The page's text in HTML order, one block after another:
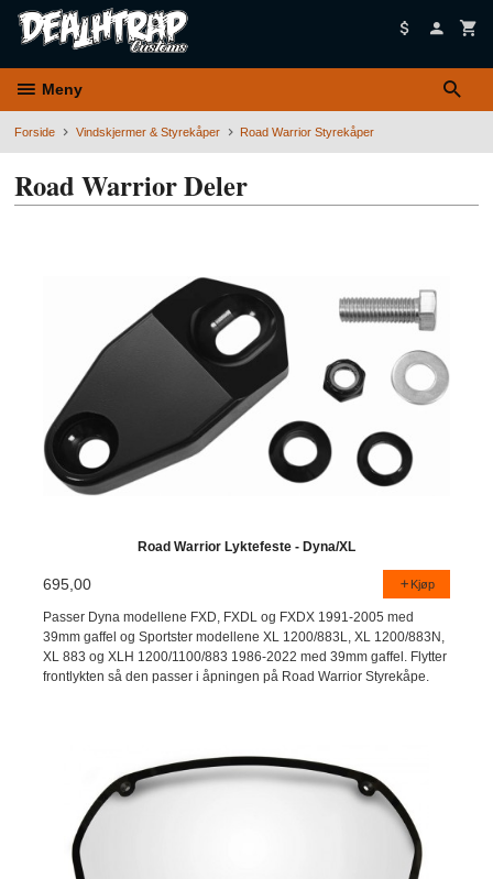
Meny
Forside Vindskjermer & Styrekåper Road Warrior Styrekåper
Road Warrior Deler
Road Warrior Lyktefeste - Dyna/XL
695,00 Kjøp
Passer Dyna modellene FXD, FXDL og FXDX 1991-2005 med
39mm gaffel og Sportster modellene XL 1200/883L, XL 1200/883N,
XL 883 og XLH 1200/1100/883 1986-2022 med 39mm gaffel. Flytter
frontlykten så den passer i åpningen på Road Warrior Styrekåpe.